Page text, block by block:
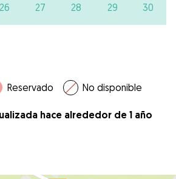
26 27 28 29 30
Reservado No disponible
hace alrededor de 1 año